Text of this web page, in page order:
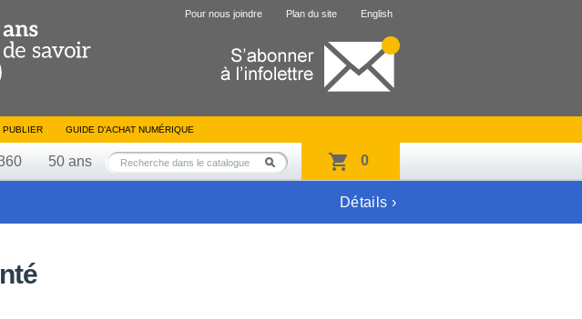
Pour nous joindre Plan du site English
PUBLIER GUIDE D’ACHAT NUMÉRIQUE
50 ans 0
Détails ›